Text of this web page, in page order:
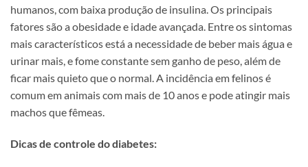
humanos, com baixa produção de insulina. Os principais
fatores são a obesidade e idade avançada. Entre os sintomas
mais característicos está a necessidade de beber mais água e
urinar mais, e fome constante sem ganho de peso, além de
ficar mais quieto que o normal. A incidência em felinos é
comum em animais com mais de 10 anos e pode atingir mais
machos que fêmeas.
Dicas de controle do diabetes: